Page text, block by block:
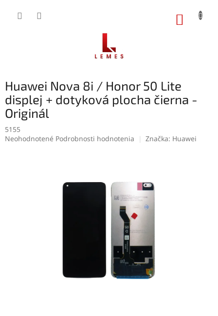
Huawei Nova 8i / Honor 50 Lite
displej + dotyková plocha čierna -
Originál
5155
Priemerné
Neohodnotené Podrobnosti hodnotenia Značka: Huawei